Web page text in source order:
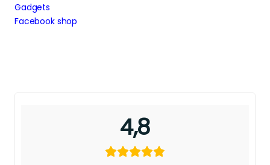
Gadgets
Facebook shop
4,8